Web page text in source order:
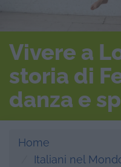
Vivere a
storia di
danza e
Home
Italiani nel